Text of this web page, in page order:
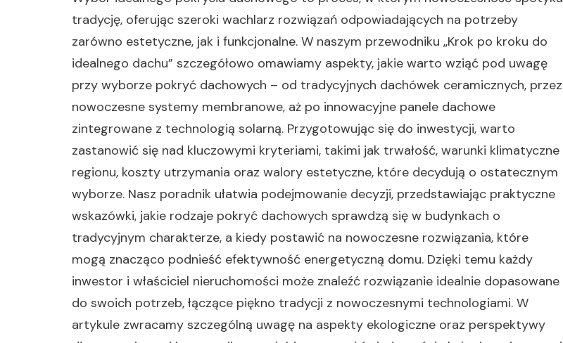
tradycję, oferując szeroki wachlarz rozwiązań odpowiadających na potrzeby
zarówno estetyczne, jak i funkcjonalne. W naszym przewodniku „Krok po kroku do
idealnego dachu” szczegółowo omawiamy aspekty, jakie warto wziąć pod uwagę
przy wyborze pokryć dachowych – od tradycyjnych dachówek ceramicznych, przez
nowoczesne systemy membranowe, aż po innowacyjne panele dachowe
zintegrowane z technologią solarną. Przygotowując się do inwestycji, warto
zastanowić się nad kluczowymi kryteriami, takimi jak trwałość, warunki klimatyczne
regionu, koszty utrzymania oraz walory estetyczne, które decydują o ostatecznym
wyborze. Nasz poradnik ułatwia podejmowanie decyzji, przedstawiając praktyczne
wskazówki, jakie rodzaje pokryć dachowych sprawdzą się w budynkach o
tradycyjnym charakterze, a kiedy postawić na nowoczesne rozwiązania, które
mogą znacząco podnieść efektywność energetyczną domu. Dzięki temu każdy
inwestor i właściciel nieruchomości może znaleźć rozwiązanie idealnie dopasowane
do swoich potrzeb, łączące piękno tradycji z nowoczesnymi technologiami. W
artykule zwracamy szczególną uwagę na aspekty ekologiczne oraz perspektywy